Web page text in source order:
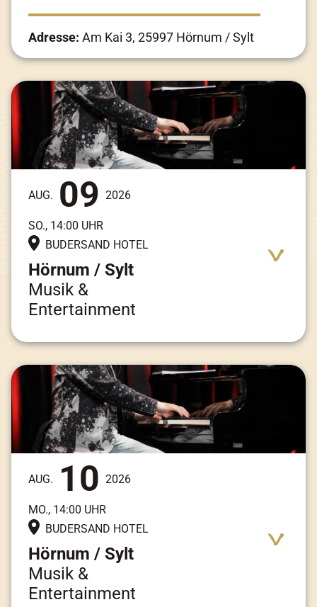
Adresse: Am Kai 3, 25997 Hörnum / Sylt
AUG. 09 2026
SO., 14:00 UHR
BUDERSAND HOTEL
Hörnum / Sylt
Musik &
Entertainment
AUG. 10 2026
MO., 14:00 UHR
BUDERSAND HOTEL
Hörnum / Sylt
Musik &
Entertainment